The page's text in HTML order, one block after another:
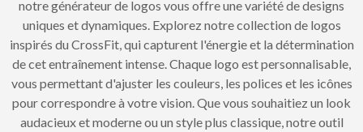
notre générateur de logos vous offre une variété de designs
uniques et dynamiques. Explorez notre collection de logos
inspirés du CrossFit, qui capturent l'énergie et la détermination
de cet entraînement intense. Chaque logo est personnalisable,
vous permettant d'ajuster les couleurs, les polices et les icônes
pour correspondre à votre vision. Que vous souhaitiez un look
audacieux et moderne ou un style plus classique, notre outil